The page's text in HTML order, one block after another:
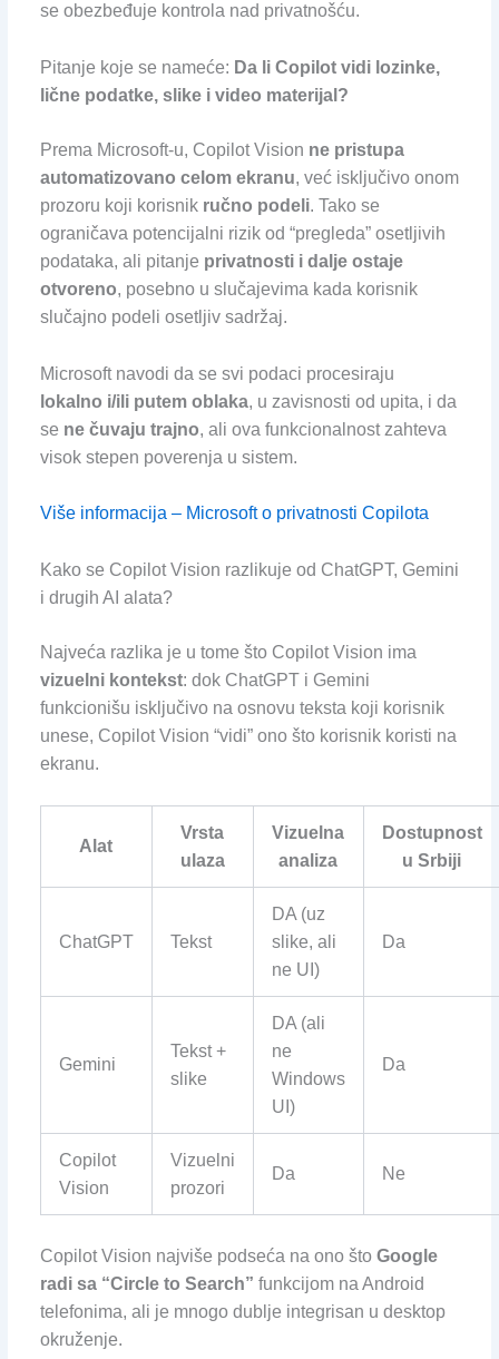
se obezbeđuje kontrola nad privatnošću.
Pitanje koje se nameće: Da li Copilot vidi lozinke,
lične podatke, slike i video materijal?
Prema Microsoft-u, Copilot Vision ne pristupa
automatizovano celom ekranu, već isključivo onom
prozoru koji korisnik ručno podeli. Tako se
ograničava potencijalni rizik od “pregleda” osetljivih
podataka, ali pitanje privatnosti i dalje ostaje
otvoreno, posebno u slučajevima kada korisnik
slučajno podeli osetljiv sadržaj.
Microsoft navodi da se svi podaci procesiraju
lokalno i/ili putem oblaka, u zavisnosti od upita, i da
se ne čuvaju trajno, ali ova funkcionalnost zahteva
visok stepen poverenja u sistem.
Više informacija – Microsoft o privatnosti Copilota
Kako se Copilot Vision razlikuje od ChatGPT, Gemini
i drugih AI alata?
Najveća razlika je u tome što Copilot Vision ima
vizuelni kontekst: dok ChatGPT i Gemini
funkcionišu isključivo na osnovu teksta koji korisnik
unese, Copilot Vision “vidi” ono što korisnik koristi na
ekranu.
Alat
Vrsta
ulaza
Vizuelna
analiza
Dostupnost
u Srbiji
ChatGPT Tekst
DA (uz
slike, ali
ne UI)
Da
Gemini
Tekst +
slike
DA (ali
ne
Windows
UI)
Da
Copilot
Vision
Vizuelni
prozori
Da Ne
Copilot Vision najviše podseća na ono što Google
radi sa “Circle to Search” funkcijom na Android
telefonima, ali je mnogo dublje integrisan u desktop
okruženje.